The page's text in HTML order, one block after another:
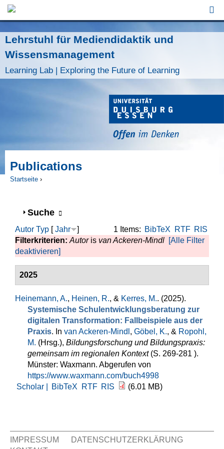
Lehrstuhl für Mediendidaktik und
Wissensmanagement
Learning Lab | Exploring the Future of Learning
Publications
Startseite ›
Anzeigen
Suche
1 Items: BibTeX RTF RIS
Autor Typ [Jahr
]
Filterkriterien: Autoris van Ackeren-Mindl [Alle Filter
deaktivieren]
2025
Heinemann, A., Heinen, R., & Kerres, M.. (2025).
Systemische Schulentwicklungsberatung zur
digitalen Transformation: Fallbeispiele aus der
Praxis. In van Ackeren-Mindl , Göbel, K., & Ropohl,
M. (Hrsg.), Bildungsforschung und Bildungspraxis:
gemeinsam im regionalen Kontext(S. 269-281 ).
Münster: Waxmann. Abgerufen von
https://www.waxmann.com/buch4998
Scholar |
BibTeX RTF RIS (6.01 MB)
IMPRESSUM
DATENSCHUTZERKLÄRUNG